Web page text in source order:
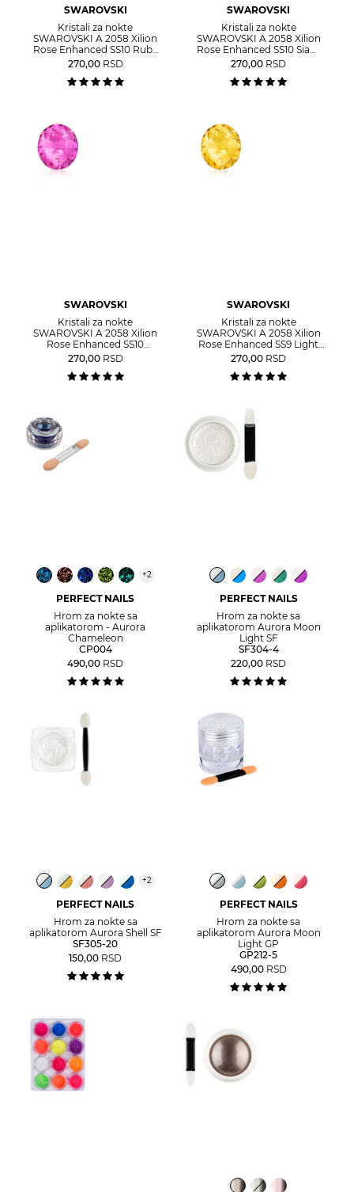
SWAROVSKI
Kristali za nokte
SWAROVSKI A 2058 Xilion
Rose Enhanced SS10 Ruby
40/1
270,00 RSD
SWAROVSKI
Kristali za nokte
SWAROVSKI A 2058 Xilion
Rose Enhanced SS10 Siam
40/1
270,00 RSD
SWAROVSKI
Kristali za nokte
SWAROVSKI A 2058 Xilion
Rose Enhanced SS10
Fuchsia 40/1
270,00 RSD
SWAROVSKI
Kristali za nokte
SWAROVSKI A 2058 Xilion
Rose Enhanced SS9 Light
Topaz 40/1
270,00 RSD
+2
PERFECT NAILS
Hrom za nokte sa
aplikatorom - Aurora
Chameleon
CP004
490,00 RSD
PERFECT NAILS
Hrom za nokte sa
aplikatorom Aurora Moon
Light SF
SF304-4
220,00 RSD
+2
PERFECT NAILS
Hrom za nokte sa
aplikatorom Aurora Shell SF
SF305-20
150,00 RSD
PERFECT NAILS
Hrom za nokte sa
aplikatorom Aurora Moon
Light GP
GP212-5
490,00 RSD